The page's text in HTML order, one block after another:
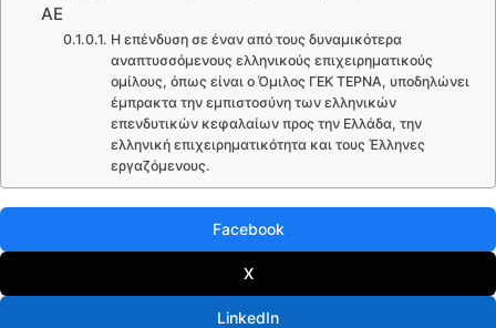
ΑΕ
Η επένδυση σε έναν από τους δυναμικότερα
αναπτυσσόμενους ελληνικούς επιχειρηματικούς
ομίλους, όπως είναι ο Όμιλος ΓΕΚ ΤΕΡΝΑ, υποδηλώνει
έμπρακτα την εμπιστοσύνη των ελληνικών
επενδυτικών κεφαλαίων προς την Ελλάδα, την
ελληνική επιχειρηματικότητα και τους Έλληνες
εργαζόμενους.
Facebook
X
LinkedIn